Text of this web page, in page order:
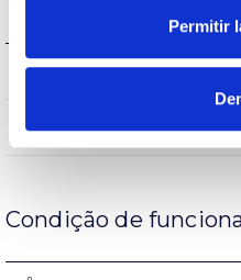
Permitir
Vida
Nº de ignições
Condição de